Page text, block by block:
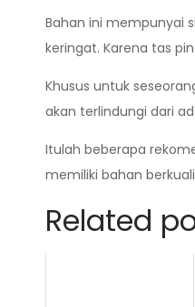
Bahan ini mempunyai
keringat. Karena tas
Khusus untuk
akan terlindungi dari
Itulah beberapa
memiliki bahan
Related